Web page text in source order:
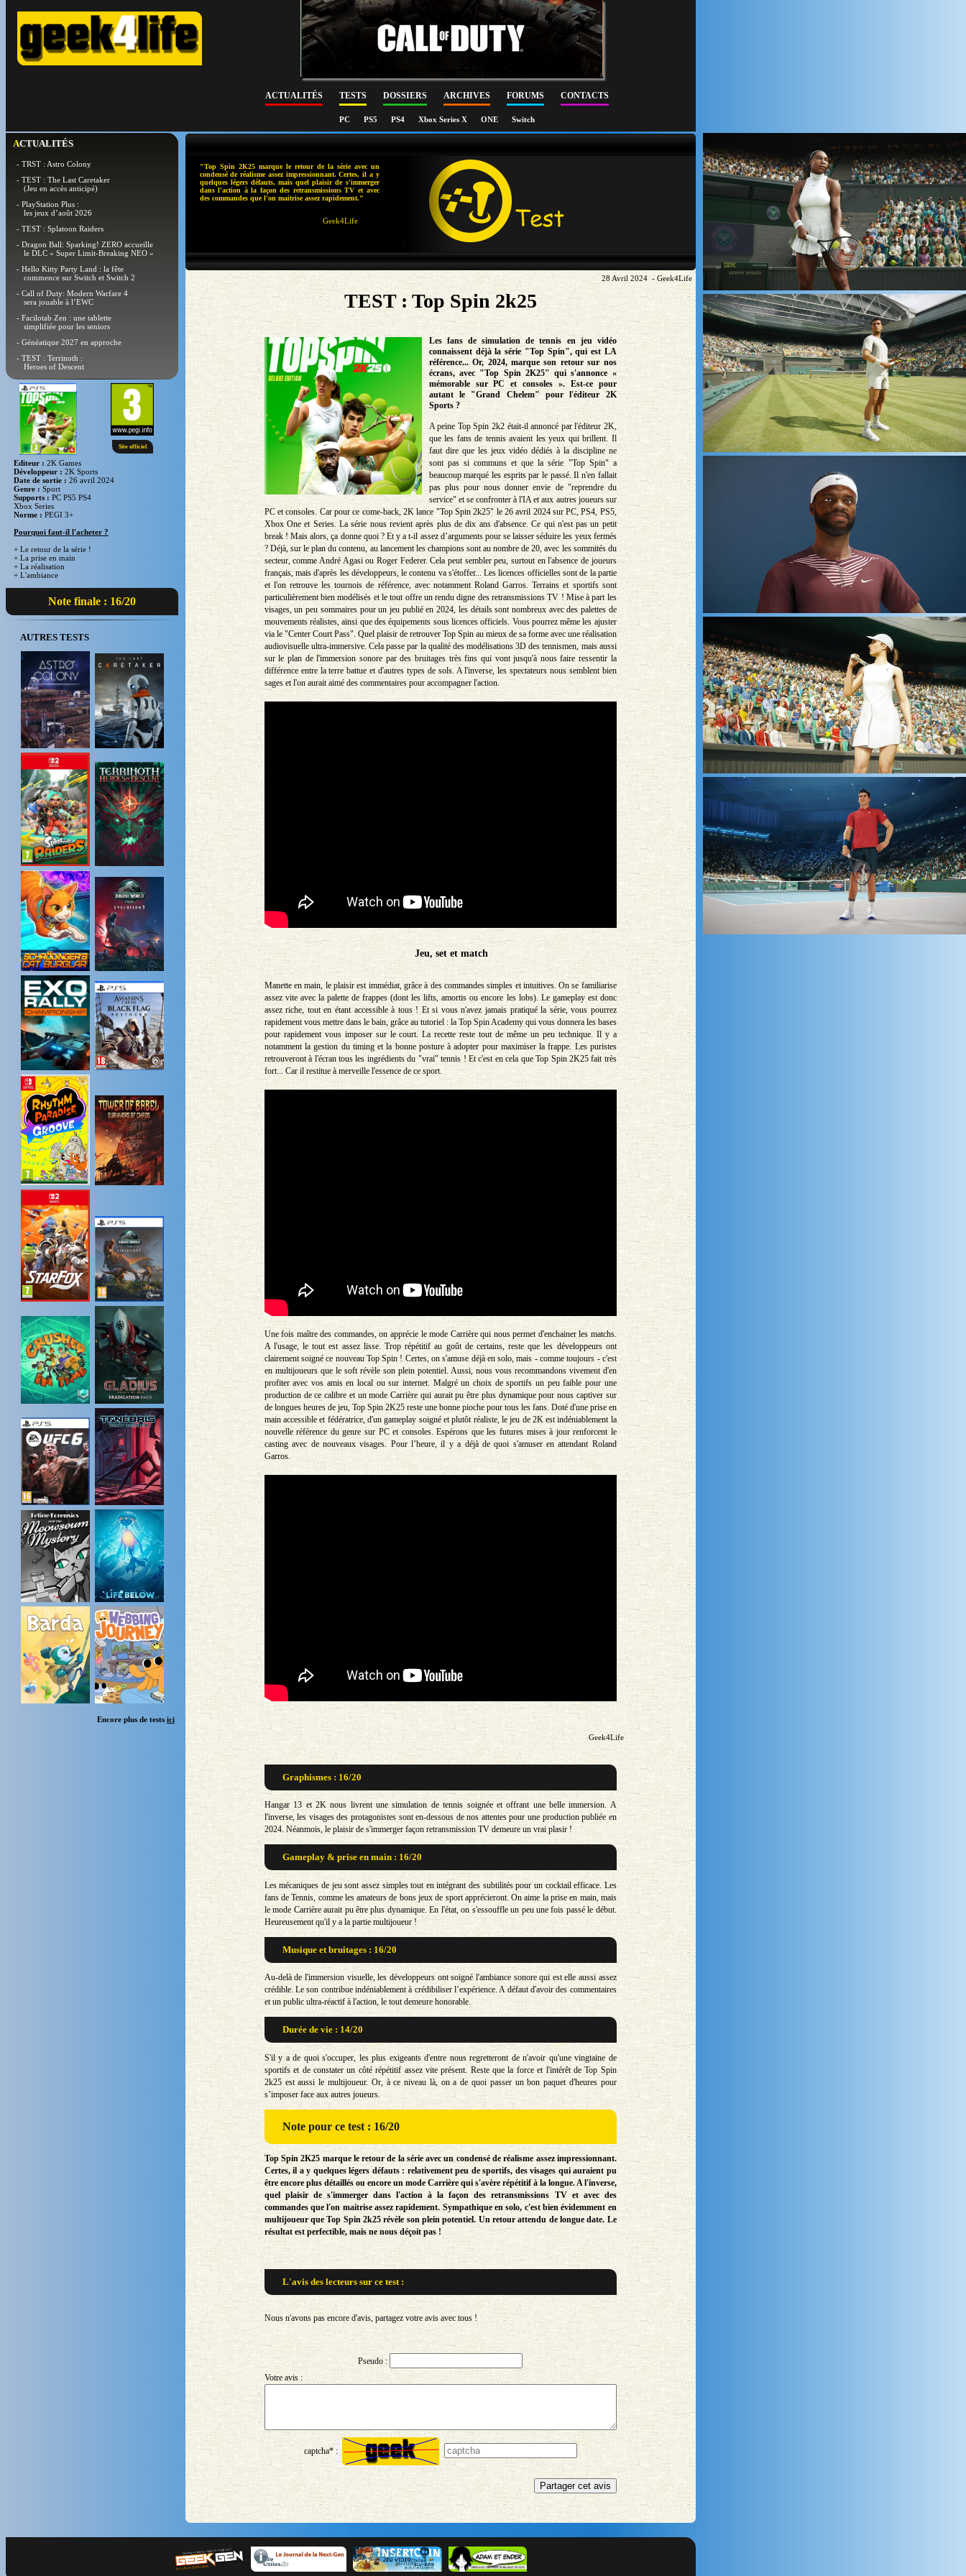
ACTUALITÉS TESTS DOSSIERS ARCHIVES FORUMS CONTACTS
PC PS5 PS4 Xbox Series X ONE Switch
ACTUALITÉS
- TRST : Astro Colony
- TEST : The Last Caretaker
(Jeu en accès anticipé)
- PlayStation Plus :
les jeux d’août 2026
- TEST : Splatoon Raiders
- Dragon Ball: Sparking! ZERO accueille
le DLC « Super Limit-Breaking NEO »
- Hello Kitty Party Land : la fête
commence sur Switch et Switch 2
- Call of Duty: Modern Warfare 4
sera jouable à l’EWC
- Facilotab Zen : une tablette
simplifiée pour les seniors
- Généatique 2027 en approche
- TEST : Terrinoth :
Heroes of Descent
Site officiel
Editeur :2K Games
Développeur :2K Sports
Date de sortie :26 avril 2024
Genre :Sport
Supports :PC PS5 PS4
Xbox Series
Norme :PEGI 3+
Pourquoi faut-il l'acheter ?
+ Le retour de la série !
+ La prise en main
+ La réalisation
+ L'ambiance
Note finale : 16/20
AUTRES TESTS
Encore plus de tests ici
"Top Spin 2K25 marque le retour de la série avec un
condensé de réalisme assez impressionnant. Certes, il a y
quelques légers défauts, mais quel plaisir de s'immerger
dans l'action à la façon des retransmissions TV et avec
des commandes que l'on maitrise assez rapidement."
Geek4Life
28 Avril 2024 - Geek4Life
TEST : Top Spin 2k25
Les fans de simulation de tennis en jeu vidéo
connaissent déjà la série "Top Spin", qui est LA
référence... Or, 2024, marque son retour sur nos
écrans, avec "Top Spin 2K25" qui s'annonce «
mémorable sur PC et consoles ». Est-ce pour
autant le "Grand Chelem" pour l'éditeur 2K
Sports ?
A peine Top Spin 2k2 était-il annoncé par l'éditeur 2K,
que les fans de tennis avaient les yeux qui brillent. Il
faut dire que les jeux vidéo dédiés à la discipline ne
sont pas si communs et que la série "Top Spin" a
beaucoup marqué les esprits par le passé. Il n'en fallait
pas plus pour nous donner envie de "reprendre du
service" et se confronter à l'IA et aux autres joueurs sur
PC et consoles. Car pour ce come-back, 2K lance "Top Spin 2k25" le 26 avril 2024 sur PC, PS4, PS5,
Xbox One et Series. La série nous revient après plus de dix ans d'absence. Ce qui n'est pas un petit
break ! Mais alors, ça donne quoi ? Et y a t-il assez d’arguments pour se laisser séduire les yeux fermés
? Déjà, sur le plan du contenu, au lancement les champions sont au nombre de 20, avec les sommités du
secteur, comme André Agasi ou Roger Federer. Cela peut sembler peu, surtout en l'absence de joueurs
français, mais d'après les développeurs, le contenu va s'étoffer... Les licences officielles sont de la partie
et l'on retrouve les tournois de référence, avec notamment Roland Garros. Terrains et sportifs sont
particulièrement bien modélisés et le tout offre un rendu digne des retransmissions TV ! Mise à part les
visages, un peu sommaires pour un jeu publié en 2024, les détails sont nombreux avec des palettes de
mouvements réalistes, ainsi que des équipements sous licences officiels. Vous pourrez même les ajuster
via le "Center Court Pass". Quel plaisir de retrouver Top Spin au mieux de sa forme avec une réalisation
audiovisuelle ultra-immersive. Cela passe par la qualité des modélisations 3D des tennismen, mais aussi
sur le plan de l'immersion sonore par des bruitages très fins qui vont jusqu'à nous faire ressentir la
différence entre la terre battue et d'autres types de sols. A l'inverse, les spectateurs nous semblent bien
sages et l'on aurait aimé des commentaires pour accompagner l'action.
Jeu, set et match
Manette en main, le plaisir est immédiat, grâce à des commandes simples et intuitives. On se familiarise
assez vite avec la palette de frappes (dont les lifts, amortis ou encore les lobs). Le gameplay est donc
assez riche, tout en étant accessible à tous ! Et si vous n'avez jamais pratiqué la série, vous pourrez
rapidement vous mettre dans le bain, grâce au tutoriel : la Top Spin Academy qui vous donnera les bases
pour rapidement vous imposer sur le court. La recette reste tout de même un peu technique. Il y a
notamment la gestion du timing et la bonne posture à adopter pour maximiser la frappe. Les puristes
retrouveront à l'écran tous les ingrédients du "vrai" tennis ! Et c'est en cela que Top Spin 2K25 fait très
fort... Car il restitue à merveille l'essence de ce sport.
Une fois maître des commandes, on apprécie le mode Carrière qui nous permet d'enchainer les matchs.
A l'usage, le tout est assez lisse. Trop répétitif au goût de certains, reste que les développeurs ont
clairement soigné ce nouveau Top Spin ! Certes, on s'amuse déjà en solo, mais - comme toujours - c'est
en multijoueurs que le soft révèle son plein potentiel. Aussi, nous vous recommandons vivement d'en
profiter avec vos amis en local ou sur internet. Malgré un choix de sportifs un peu faible pour une
production de ce calibre et un mode Carrière qui aurait pu être plus dynamique pour nous captiver sur
de longues heures de jeu, Top Spin 2K25 reste une bonne pioche pour tous les fans. Doté d'une prise en
main accessible et fédératrice, d'un gameplay soigné et plutôt réaliste, le jeu de 2K est indéniablement la
nouvelle référence du genre sur PC et consoles. Espérons que les futures mises à jour renforcent le
casting avec de nouveaux visages. Pour l’heure, il y a déjà de quoi s'amuser en attendant Roland
Garros.
Geek4Life
Graphismes : 16/20
Hangar 13 et 2K nous livrent une simulation de tennis soignée et offrant une belle immersion. A
l'inverse, les visages des protagonistes sont en-dessous de nos attentes pour une production publiée en
2024. Néanmois, le plaisir de s'immerger façon retransmission TV demeure un vrai plasir !
Gameplay & prise en main : 16/20
Les mécaniques de jeu sont assez simples tout en intégrant des subtilités pour un cocktail efficace. Les
fans de Tennis, comme les amateurs de bons jeux de sport apprécieront. On aime la prise en main, mais
le mode Carrière aurait pu être plus dynamique. En l'état, on s'essouffle un peu une fois passé le début.
Heureusement qu'il y a la partie multijoueur !
Musique et bruitages : 16/20
Au-delà de l'immersion visuelle, les développeurs ont soigné l'ambiance sonore qui est elle aussi assez
crédible. Le son contribue indéniablement à crédibiliser l’expérience. A défaut d'avoir des commentaires
et un public ultra-réactif à l'action, le tout demeure honorable.
Durée de vie : 14/20
S'il y a de quoi s'occuper, les plus exigeants d'entre nous regretteront de n'avoir qu'une vingtaine de
sportifs et de constater un côté répétitif assez vite présent. Reste que la force et l'intérêt de Top Spin
2k25 est aussi le multijoueur. Or, à ce niveau là, on a de quoi passer un bon paquet d'heures pour
s’imposer face aux autres joueurs.
Note pour ce test : 16/20
Top Spin 2K25 marque le retour de la série avec un condensé de réalisme assez impressionnant.
Certes, il a y quelques légers défauts : relativement peu de sportifs, des visages qui auraient pu
être encore plus détaillés ou encore un mode Carrière qui s'avère répétitif à la longue. A l'inverse,
quel plaisir de s'immerger dans l'action à la façon des retransmissions TV et avec des
commandes que l'on maitrise assez rapidement. Sympathique en solo, c'est bien évidemment en
multijoueur que Top Spin 2k25 révèle son plein potentiel. Un retour attendu de longue date. Le
résultat est perfectible, mais ne nous déçoit pas !
L'avis des lecteurs sur ce test :
Nous n'avons pas encore d'avis, partagez votre avis avec tous !
Pseudo :
Votre avis :
captcha* :